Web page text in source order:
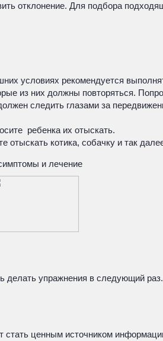
отклонение. Для подбора
условиях рекомендуется
из них должны повторяться.
следить глазами за
ребенка их отыскать.
отыскать котика, собачку и так
и лечение
упражнения в следующий
ценным источником